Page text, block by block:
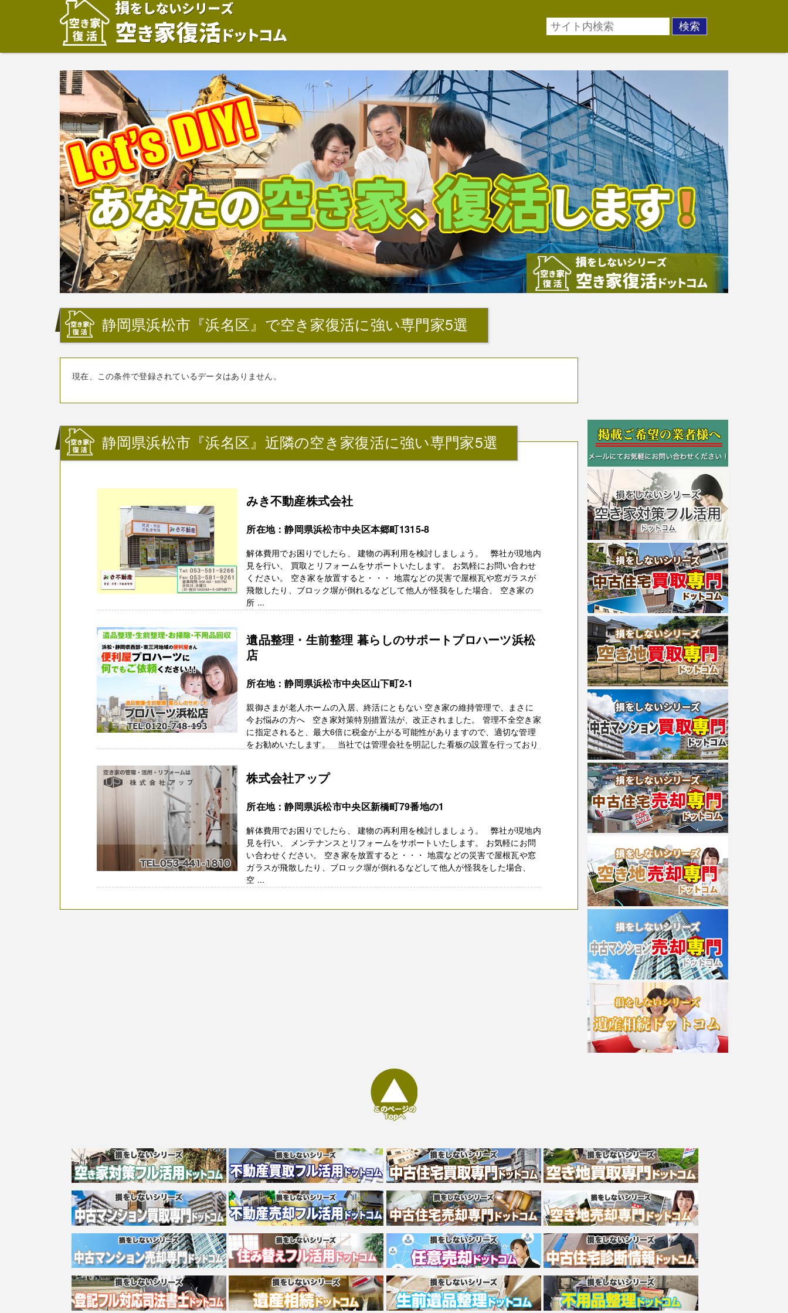
静岡県浜松市『浜名区』で空き家復活に強い専門家5選
現在、この条件で登録されているデータはありません。
静岡県浜松市『浜名区』近隣の空き家復活に強い専門家5選
みき不動産株式会社
所在地：静岡県浜松市中央区本郷町1315-8
解体費用でお困りでしたら、 建物の再利用を検討しましょう。 弊社が現地内
見を行い、 買取とリフォームをサポートいたします。 お気軽にお問い合わせ
ください。 空き家を放置すると・・・ 地震などの災害で屋根瓦や窓ガラスが
飛散したり、ブロック塀が倒れるなどして他人が怪我をした場合、 空き家の
所 ...
遺品整理・生前整理 暮らしのサポートプロハーツ浜松
店
所在地：静岡県浜松市中央区山下町2-1
親御さまが老人ホームの入居、終活にともない 空き家の維持管理で、まさに
今お悩みの方へ 空き家対策特別措置法が、改正されました。 管理不全空き家
に指定されると、最大6倍に税金が上がる可能性がありますので、適切な管理
をお勧めいたします。 当社では管理会社を明記した看板の設置を行っており
株式会社アップ
所在地：静岡県浜松市中央区新橋町79番地の1
解体費用でお困りでしたら、 建物の再利用を検討しましょう。 弊社が現地内
見を行い、 メンテナンスとリフォームをサポートいたします。 お気軽にお問
い合わせください。 空き家を放置すると・・・ 地震などの災害で屋根瓦や窓
ガラスが飛散したり、ブロック塀が倒れるなどして他人が怪我をした場合、
空 ...